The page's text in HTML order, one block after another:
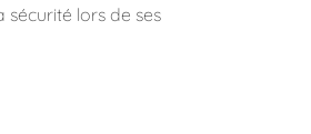
lors de ses